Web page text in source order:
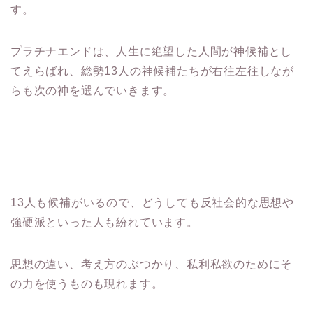
す。
プラチナエンドは、人生に絶望した人間が神候補とし
てえらばれ、総勢13人の神候補たちが右往左往しなが
らも次の神を選んでいきます。
13人も候補がいるので、どうしても反社会的な思想や
強硬派といった人も紛れています。
思想の違い、考え方のぶつかり、私利私欲のためにそ
の力を使うものも現れます。